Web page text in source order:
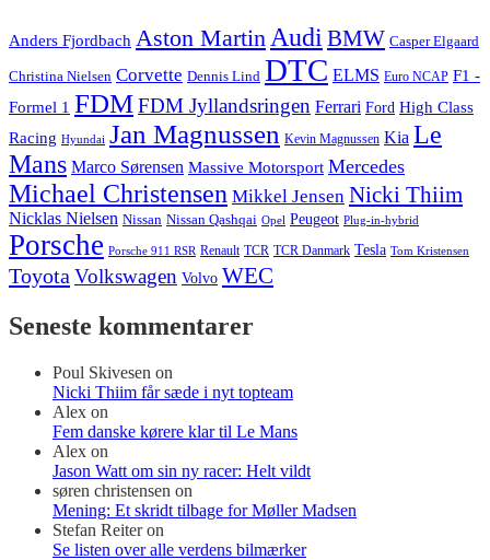
Anders Fjordbach Aston Martin Audi BMW Casper Elgaard
Christina Nielsen Corvette Dennis Lind DTC ELMS Euro NCAP F1 -
Formel 1 FDMFDM Jyllandsringen Ferrari Ford High Class
Racing Hyundai Jan Magnussen Kevin Magnussen Kia Le
Mans Marco Sørensen Massive Motorsport Mercedes
Michael Christensen Mikkel Jensen Nicki Thiim
Nicklas Nielsen Nissan Nissan Qashqai Opel Peugeot Plug-in-hybrid
Porsche Porsche 911 RSR Renault TCR TCR Danmark Tesla Tom Kristensen
Toyota Volkswagen Volvo WEC
Seneste kommentarer
Poul Skivesen on
Nicki Thiim får sæde i nyt topteam
Alex on
Fem danske kørere klar til Le Mans
Alex on
Jason Watt om sin ny racer: Helt vildt
søren christensen on
Mening: Et skridt tilbage for Møller Madsen
Stefan Reiteron
Se listen over alle verdens bilmærker